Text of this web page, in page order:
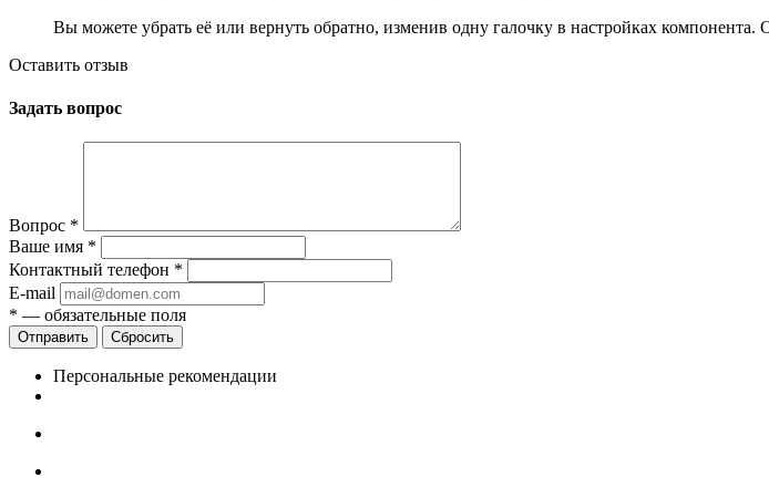
Вы можете убрать её или вернуть обратно, изменив одну галочку в настройках компонента.
Оставить отзыв
Задать вопрос
Вопрос *
Ваше имя *
Контактный телефон *
E-mail
* — обязательные поля
Сбросить
Персональные рекомендации